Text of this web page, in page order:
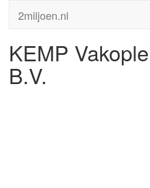
2miljoen.nl
KEMP
B.V.